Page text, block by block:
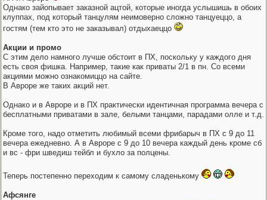
Однако зайопывает заказной ацтой, которые иногда услышишь в обоих
клуппах, под который танцулям неимоверно сложно танцуеццо, а
гостям (тем кто это не заказывал) отдыхаеццо
Акции и промо
С этим дело намного лучше обстоит в ПХ, поскольку у каждого дня
есть своя фишка. Например, такие как приваты 2/1 в пн. Со всеми
акциями можно ознакомиццо на сайте.
В Авроре же таких акций нет.
Однако и в Авроре и в ПХ практически идентичная программа вечера с
бесплатными приватами в зале, белыми танцами, парадами олле и т.д.
Кроме того, надо отметить любимый всеми фрибарыч в ПХ с 9 до 11
вечера ежедневно. А в Авроре с 9 до 10 вечера каждый день кроме сб
и вс - фри шведиш тейбл и бухло за полцены.
Теперь постепенно переходим к самому сладенькому
Афсянге